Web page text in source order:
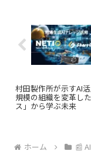
村田製作所が示すAI
規模の組織を変革し
ス」から学ぶ未来
ホーム 📰